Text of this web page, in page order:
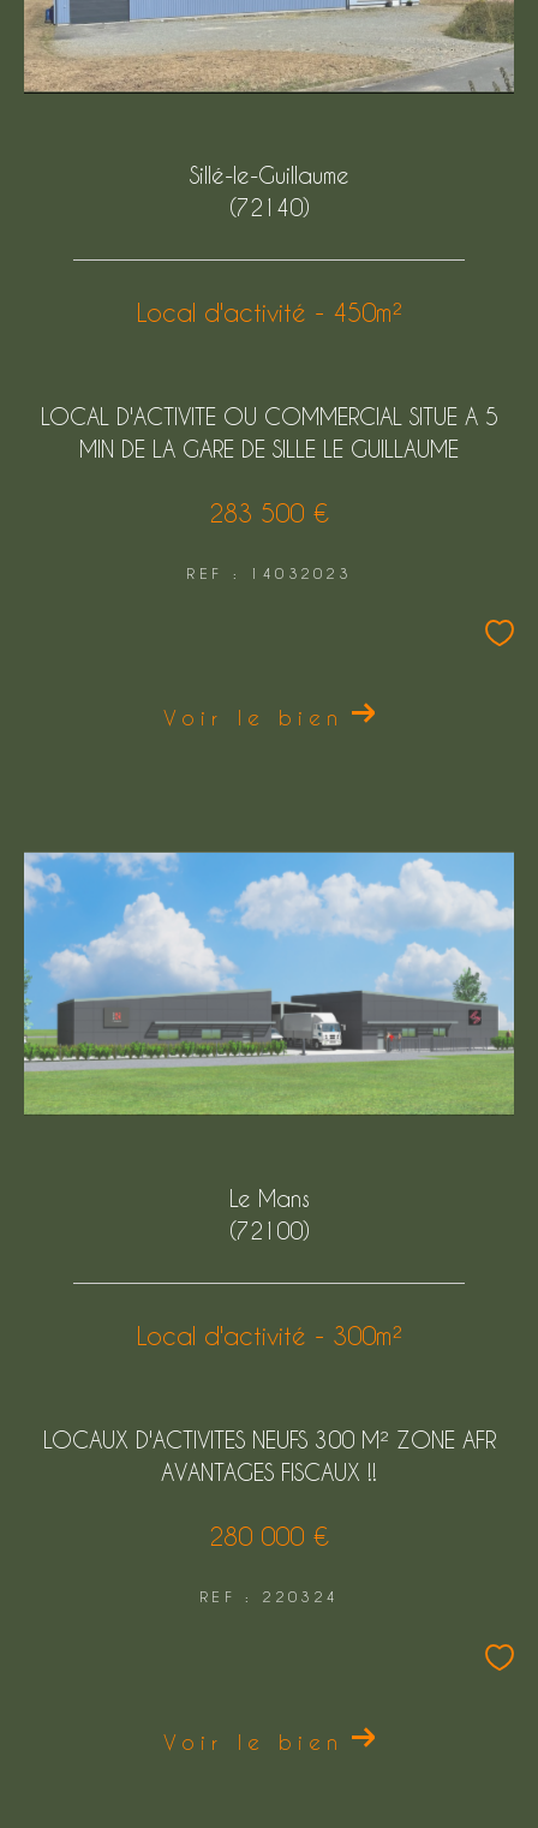
Sillé-le-Guillaume
(72140)
Local d'activité - 450m²
LOCAL D'ACTIVITE OU COMMERCIAL SITUE A 5
MIN DE LA GARE DE SILLE LE GUILLAUME
283 500 €
REF : 14032023
Voir le bien
Le Mans
(72100)
Local d'activité - 300m²
LOCAUX D'ACTIVITES NEUFS 300 M² ZONE AFR
AVANTAGES FISCAUX !!
280 000 €
REF : 220324
Voir le bien